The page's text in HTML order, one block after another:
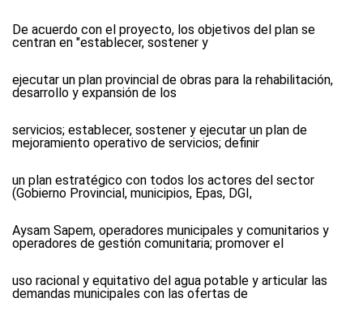
De acuerdo con el proyecto, los objetivos del plan se
centran en "establecer, sostener y
ejecutar un plan provincial de obras para la rehabilitación,
desarrollo y expansión de los
servicios; establecer, sostener y ejecutar un plan de
mejoramiento operativo de servicios; definir
un plan estratégico con todos los actores del sector
(Gobierno Provincial, municipios, Epas, DGI,
Aysam Sapem, operadores municipales y comunitarios y
operadores de gestión comunitaria; promover el
uso racional y equitativo del agua potable y articular las
demandas municipales con las ofertas de